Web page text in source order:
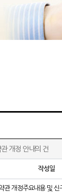
개정 안내의 건
작성일
관 개정주요내용 및